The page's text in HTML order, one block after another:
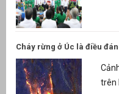
Cháy rừng ở Úc là điều
trên